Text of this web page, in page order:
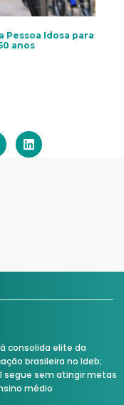
Idosa para
anos
consolida elite da
brasileira no Ideb;
segue sem atingir metas
médio